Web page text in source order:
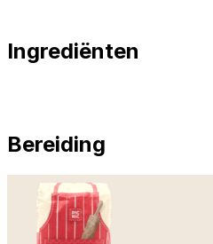
Ingrediënten
Bereiding